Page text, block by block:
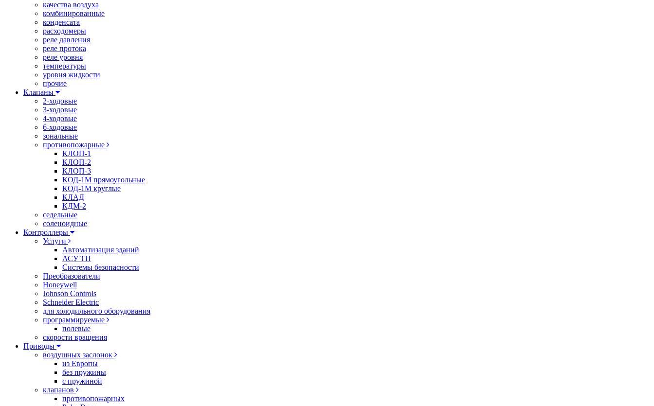
качества воздуха
комбинированные
конденсата
расходомеры
реле давления
реле протока
реле уровня
температуры
уровня жидкости
прочие
Клапаны
2-ходовые
3-ходовые
4-ходовые
6-ходовые
зональные
противопожарные
КЛОП-1
КЛОП-2
КЛОП-3
КОД-1М прямоугольные
КОД-1М круглые
КЛАД
КДМ-2
седельные
соленоидные
Контроллеры
Услуги
Автоматизация зданий
АСУ ТП
Системы безопасности
Преобразователи
Honeywell
Johnson Controls
Schneider Electric
для холодильного оборудования
программируемые
полевые
скорости вращения
Приводы
воздушных заслонок
из Европы
без пружины
с пружиной
клапанов
противопожарных